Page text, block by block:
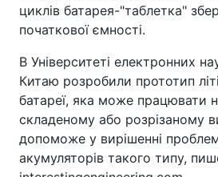
циклів батарея-"таблетка"
початкової ємності.
В Університеті електронних
Китаю розробили прототип
батареї, яка може працювати
складеному або розрізаному
допоможе у вирішенні
акумуляторів такого типу,